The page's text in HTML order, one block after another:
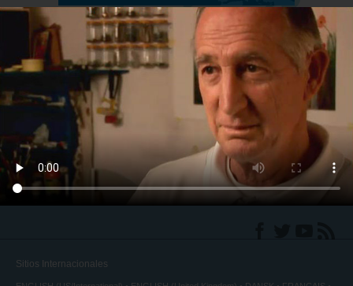
Sudamérica
Norteamérica
Sitios Internacionales